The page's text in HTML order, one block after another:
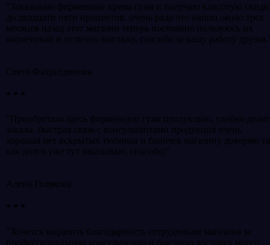
"Заказываю фирменные крема гуам и получаю классную
до двадцати пяти процентов. очень рада что нашла около трех
месяцев назад этот магазин теперь постоянно пользуюсь их
косметикой и отлично выгляжу, спасибо за вашу работу
Света Фахретдинова
* * *
"Приобретала здесь фирменную гуам продукцию, удобно
заказы, быстрая связь с консультантами продукция очень
хорошая нет вскрытых тюбиков и баночек магазину доверяю
как долго уже тут заказываю, спасибо!"
Алена Голякова
* * *
"Хочется выразить благодарность сотрудникам магазина за
профессиональную консультацию и быструю доставку моего